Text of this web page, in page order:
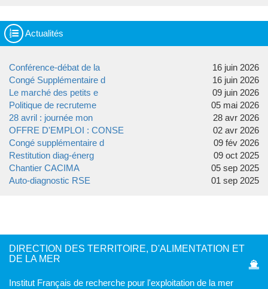
Actualités
Conférence-débat de la
16 juin 2026
Congé Supplémentaire d
16 juin 2026
Le marché des petits e
09 juin 2026
Politique de recruteme
05 mai 2026
28 avril : journée mon
28 avr 2026
OFFRE D'EMPLOI : CONSE
02 avr 2026
Congé supplémentaire d
09 fév 2026
Restitution diag-énerg
09 oct 2025
Chantier CACIMA
05 sep 2025
Auto-diagnostic RSE
01 sep 2025
DIRECTION DES TERRITOIRE, D'ALIMENTATION ET
DE LA MER
Institut Français de recherche pour l'exploitation de la mer